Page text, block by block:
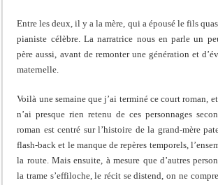
Entre les deux, il y a la mère, qui a épousé le fils
pianiste célèbre. La narratrice nous en parle un
père aussi, avant de remonter une génération et
maternelle.
Voilà une semaine que j’ai terminé ce court roman,
n’ai presque rien retenu de ces personnages
roman est centré sur l’histoire de la grand-mère
flash-back et le manque de repères temporels,
la route. Mais ensuite, à mesure que d’autres
la trame s’effiloche, le récit se distend, on ne